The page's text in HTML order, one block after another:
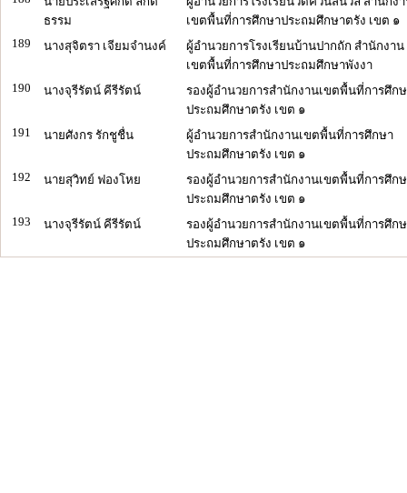
ธรรม
เขตพื้นที่การศึกษาประถมศึกษาตรัง เขต ๑
189
นางสุจิตรา เจียมจำนงค์
ผู้อำนวยการโรงเรียนบ้านปากถัก สำนักงาน
เขตพื้นที่การศึกษาประถมศึกษาพังงา
190
นางจุรีรัตน์ คีรีรัตน์
รองผู้อำนวยการสำนักงานเขตพื้นที่การศึก
ประถมศึกษาตรัง เขต ๑
191
นายศังกร รักชูชื่น
ผู้อำนวยการสำนักงานเขตพื้นที่การศึกษา
ประถมศึกษาตรัง เขต ๑
192
นายสุวิทย์ ฟองโหย
รองผู้อำนวยการสำนักงานเขตพื้นที่การศึก
ประถมศึกษาตรัง เขต ๑
193
นางจุรีรัตน์ คีรีรัตน์
รองผู้อำนวยการสำนักงานเขตพื้นที่การศึก
ประถมศึกษาตรัง เขต ๑